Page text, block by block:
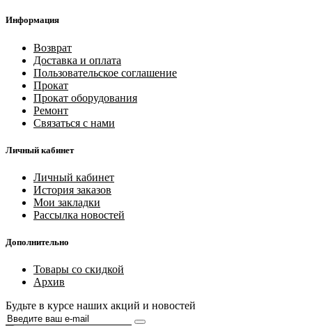
Информация
Возврат
Доставка и оплата
Пользовательское соглашение
Прокат
Прокат оборудования
Ремонт
Связаться с нами
Личный кабинет
Личный кабинет
История заказов
Мои закладки
Рассылка новостей
Дополнительно
Товары со скидкой
Архив
Будьте в курсе наших акций и новостей